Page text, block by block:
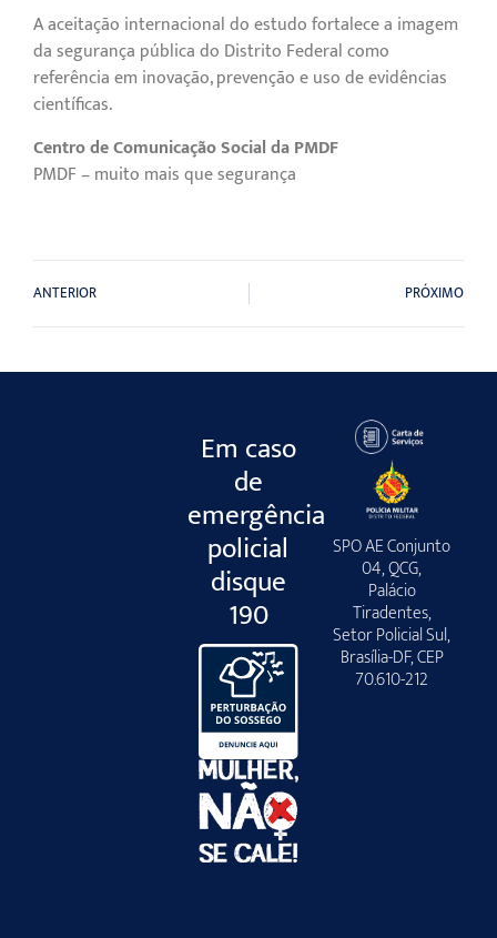
A aceitação internacional do estudo fortalece a imagem
da segurança pública do Distrito Federal como
referência em inovação, prevenção e uso de evidências
científicas.
Centro de Comunicação Social da PMDF
PMDF – muito mais que segurança
ANTERIOR PRÓXIMO
Em caso
de
emergência
policial
disque
190
SPO AE Conjunto
04, QCG,
Palácio
Tiradentes,
Setor Policial Sul,
Brasília-DF, CEP
70.610-212